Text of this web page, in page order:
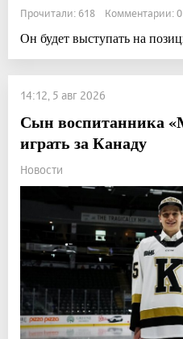
Прочитали: 618 Комментарии: 0
Он будет выступать на
14:12, 5 авг 2026
Сын воспитанника
играть за Канаду
Новости